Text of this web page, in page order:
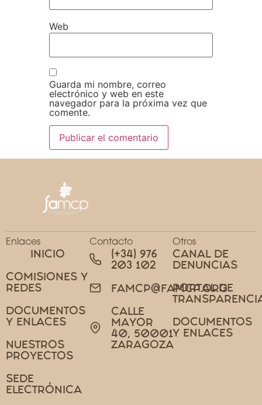
Web
Guarda mi nombre, correo
electrónico y web en este
navegador para la próxima vez que
comente.
Enlaces
INICIO
COMISIONES Y
REDES
DOCUMENTOS
Y ENLACES
NUESTROS
PROYECTOS
SEDE
ELECTRÓNICA
Contacto
(+34) 976
203 102
FAMCP@FAMCP.ORG
CALLE
MAYOR
40, 50001
ZARAGOZA
Otros
CANAL DE
DENUNCIAS
PORTAL DE
DOCUMENTOS
Y ENLACES